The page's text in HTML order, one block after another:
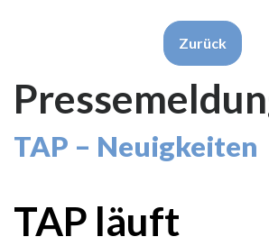
Zurück
TAP – Neuigkeiten
TAP läuft